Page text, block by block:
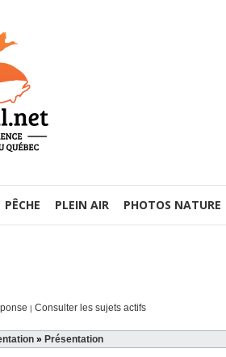
PÊCHE PLEIN AIR PHOTOS NATURE
| Consulter les sujets actifs
» Présentation